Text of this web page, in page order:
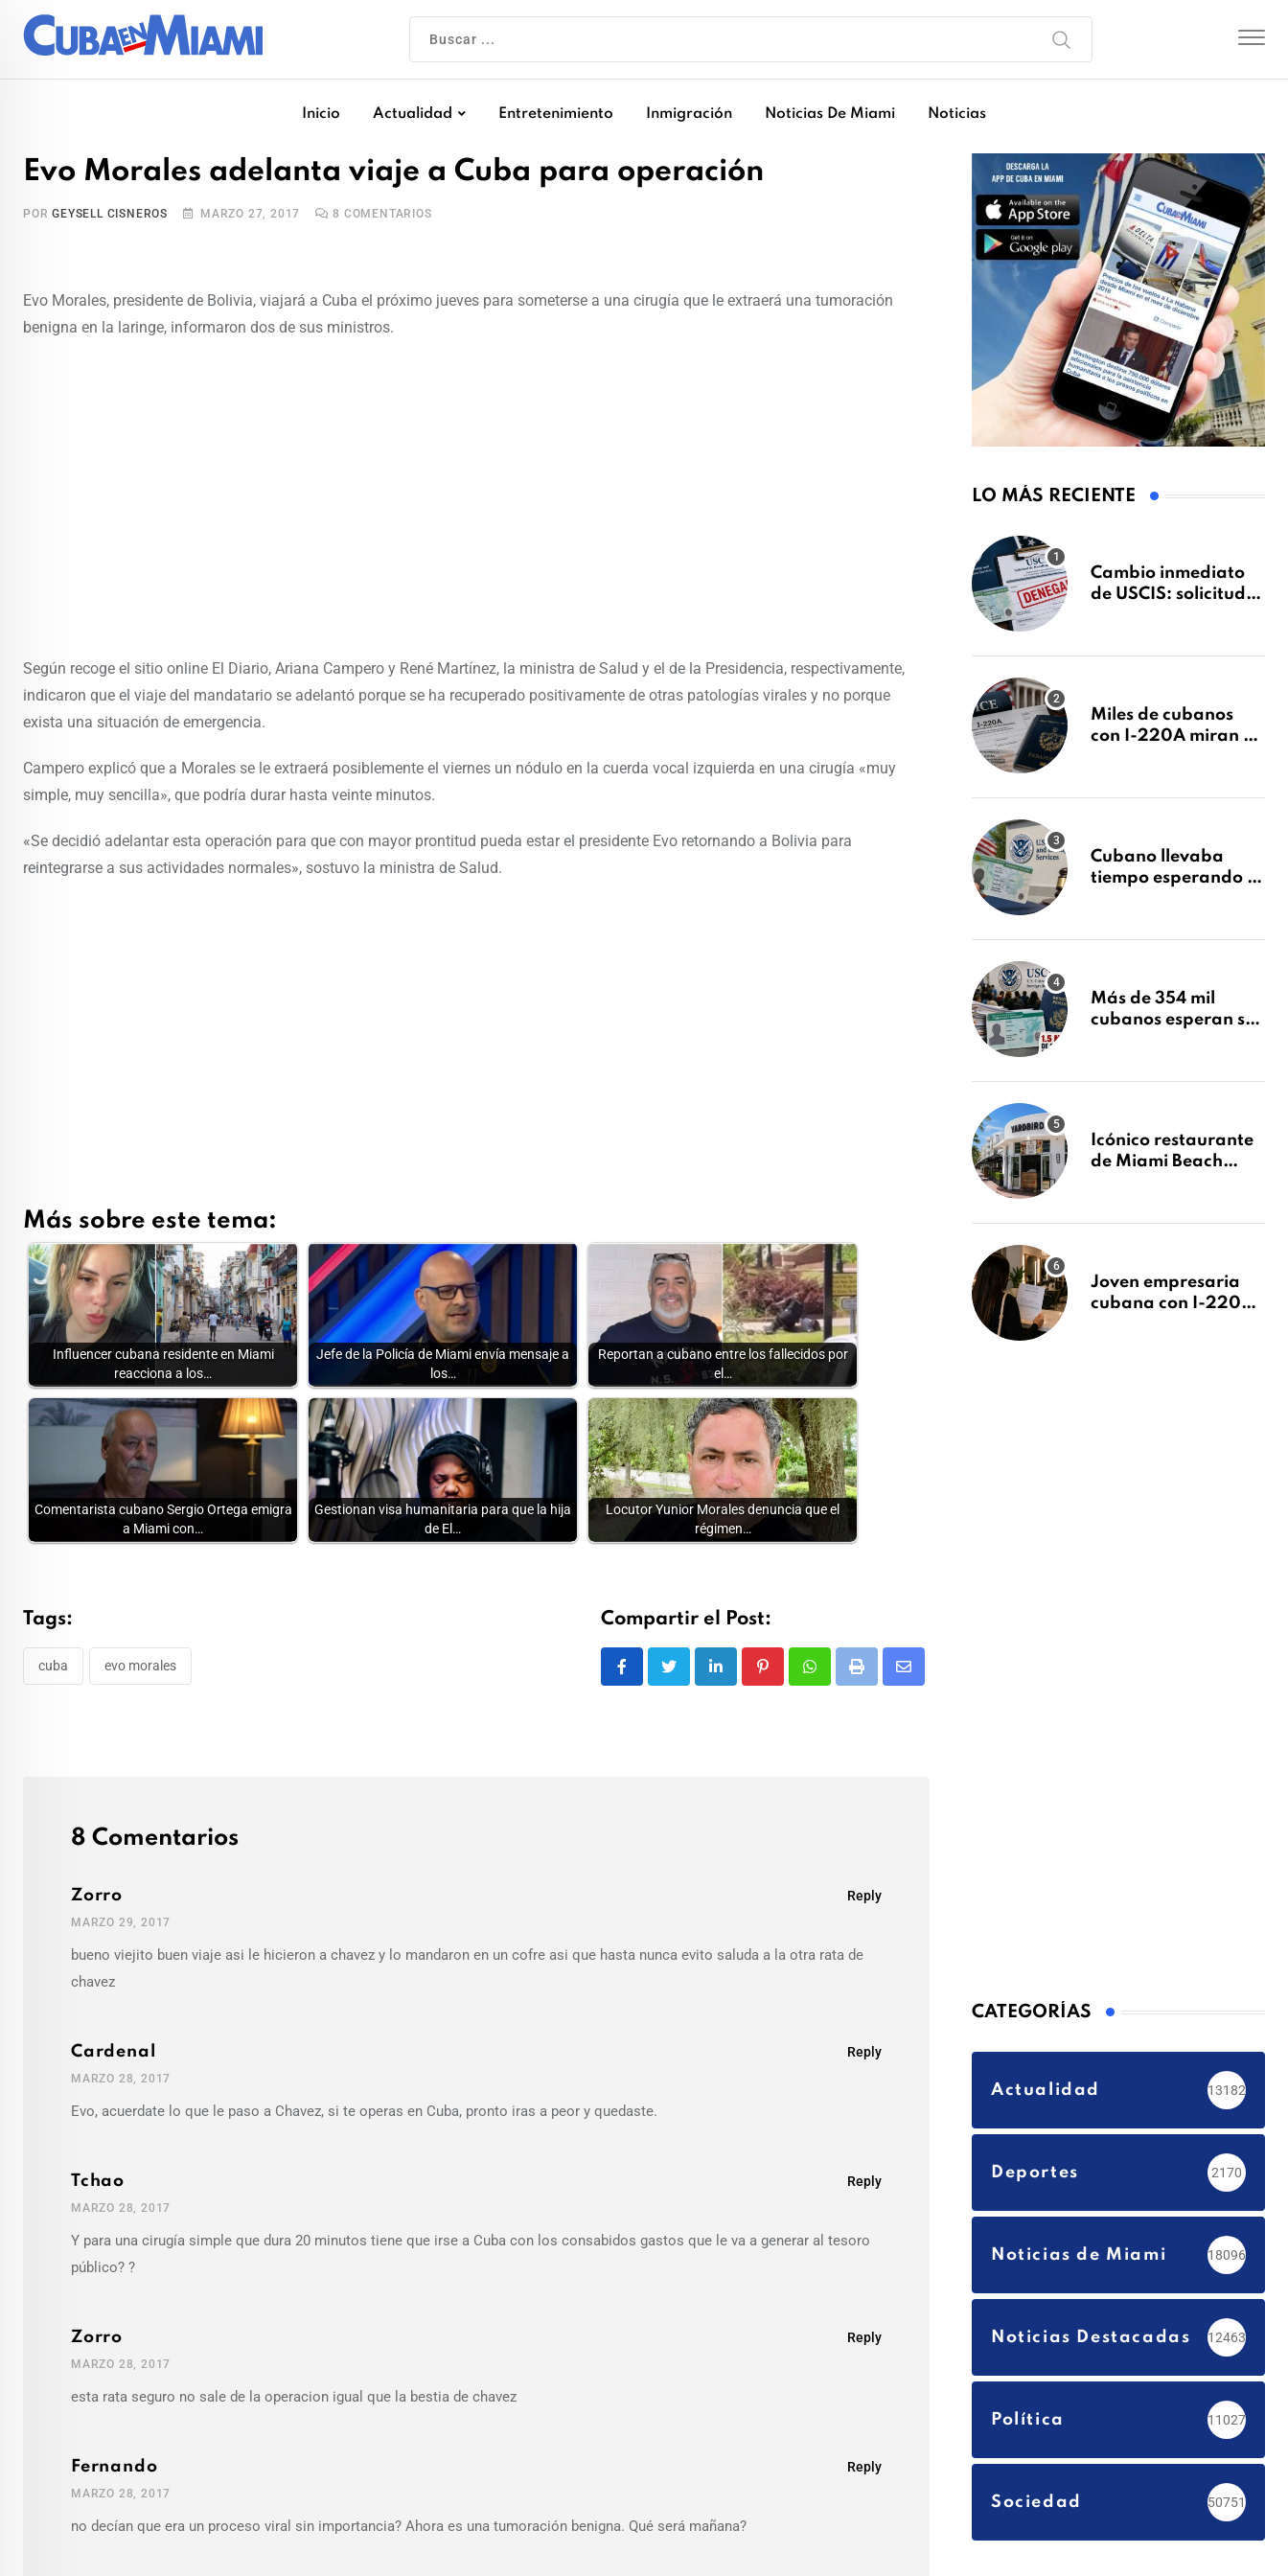
Inicio Actualidad Entretenimiento Inmigración Noticias De Miami Noticias
Evo Morales adelanta viaje a Cuba para operación
PORGEYSELL CISNEROS MARZO 27, 2017 8 COMENTARIOS
Evo Morales, presidente de Bolivia, viajará a Cuba el próximo jueves para someterse a una cirugía que le extraerá una tumoración
benigna en la laringe, informaron dos de sus ministros.
Según recoge el sitio online El Diario, Ariana Campero y René Martínez, la ministra de Salud y el de la Presidencia, respectivamente,
indicaron que el viaje del mandatario se adelantó porque se ha recuperado positivamente de otras patologías virales y no porque
exista una situación de emergencia.
Campero explicó que a Morales se le extraerá posiblemente el viernes un nódulo en la cuerda vocal izquierda en una cirugía «muy
simple, muy sencilla», que podría durar hasta veinte minutos.
«Se decidió adelantar esta operación para que con mayor prontitud pueda estar el presidente Evo retornando a Bolivia para
reintegrarse a sus actividades normales», sostuvo la ministra de Salud.
Más sobre este tema:
Influencer cubana residente en Miami
reacciona a los…
Jefe de la Policía de Miami envía mensaje a
los…
Reportan a cubano entre los fallecidos por
el…
Comentarista cubano Sergio Ortega emigra
a Miami con…
Gestionan visa humanitaria para que la hija
de El…
Locutor Yunior Morales denuncia que el
régimen…
Tags:
cuba evo morales
Compartir el Post:
LinkedIn PinterestWhatsapp
Print
Share
8 Comentarios
Reply
Zorro
MARZO 29, 2017
bueno viejito buen viaje asi le hicieron a chavez y lo mandaron en un cofre asi que hasta nunca evito saluda a la otra rata de
chavez
Reply
Cardenal
MARZO 28, 2017
Evo, acuerdate lo que le paso a Chavez, si te operas en Cuba, pronto iras a peor y quedaste.
Reply
Tchao
MARZO 28, 2017
Y para una cirugía simple que dura 20 minutos tiene que irse a Cuba con los consabidos gastos que le va a generar al tesoro
público? ?
Reply
Zorro
MARZO 28, 2017
esta rata seguro no sale de la operacion igual que la bestia de chavez
Reply
Fernando
MARZO 28, 2017
no decían que era un proceso viral sin importancia? Ahora es una tumoración benigna. Qué será mañana?
LO MÁS RECIENTE
Cambio inmediato
de USCIS: solicitudes
sin previo aviso
Miles de cubanos
con I-220A miran al
decidirse en una
Cubano llevaba
tiempo esperando su
tras Writ of
Más de 354 mil
cubanos esperan su
millones de
Icónico restaurante
de Miami Beach
después de 15 años
Joven empresaria
cubana con I-220A
CATEGORÍAS
Actualidad 13182
Deportes 2170
Noticias de Miami 18096
Noticias Destacadas 12463
Política 11027
Sociedad 50751